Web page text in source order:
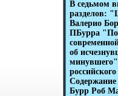
В седьмом
разделов:
Валерио
ПБурра "По
об
минувшего"
Бурр Роб